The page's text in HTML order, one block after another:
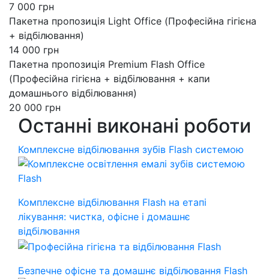
7 000 грн
Пакетна пропозиція Light Office (Професійна гігієна
+ відбілювання)
14 000 грн
Пакетна пропозиція Premium Flash Office
(Професійна гігієна + відбілювання + капи
домашнього відбілювання)
20 000 грн
Останні виконані роботи
Комплексне відбілювання зубів Flash системою
Комплексне відбілювання Flash на етапі
лікування: чистка, офісне і домашнє
відбілювання
Безпечне офісне та домашнє відбілювання Flash